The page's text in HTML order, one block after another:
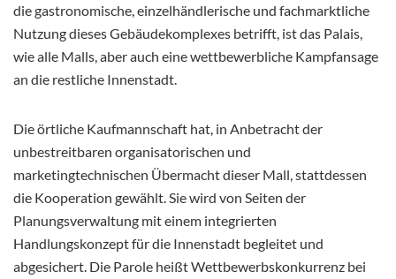
die gastronomische, einzelhändlerische und fachmarktliche
Nutzung dieses Gebäudekomplexes betrifft, ist das Palais,
wie alle Malls, aber auch eine wettbewerbliche Kampfansage
an die restliche Innenstadt.
Die örtliche Kaufmannschaft hat, in Anbetracht der
unbestreitbaren organisatorischen und
marketingtechnischen Übermacht dieser Mall, stattdessen
die Kooperation gewählt. Sie wird von Seiten der
Planungsverwaltung mit einem integrierten
Handlungskonzept für die Innenstadt begleitet und
abgesichert. Die Parole heißt Wettbewerbskonkurrenz bei